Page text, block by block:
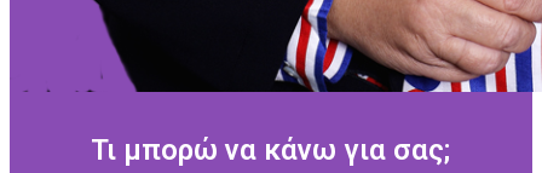
Τι μπορώ να κάνω για σας;